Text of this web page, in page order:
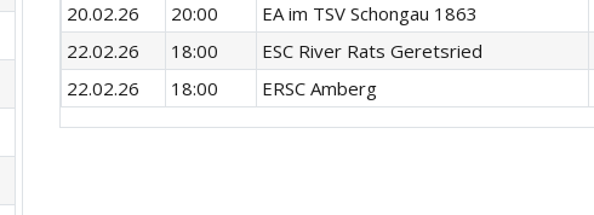
20.02.26
20:00 EA im TSV Schongau 1863
22.02.26
18:00 ESC River Rats Geretsried
22.02.26
18:00 ERSC Amberg